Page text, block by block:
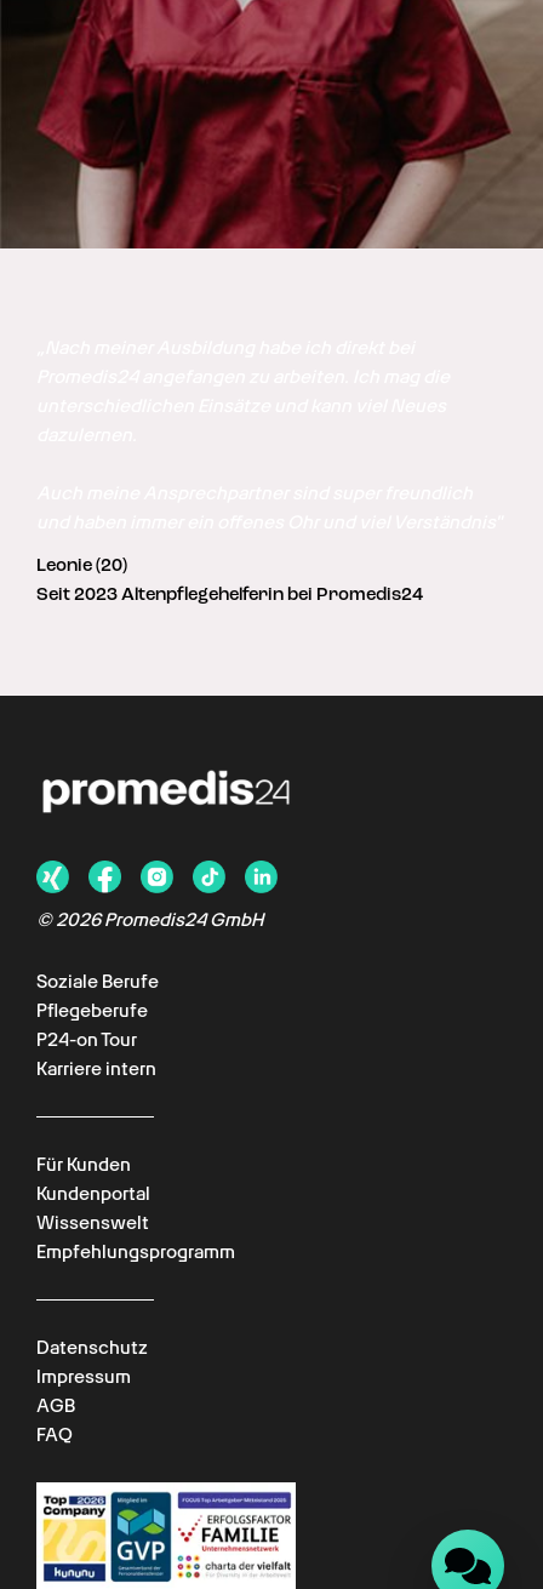
Leonie (20)
Seit 2023 Altenpflegehelferin bei Promedis24
©2026Promedis24 GmbH
Soziale Berufe
Pflegeberufe
P24-on Tour
Karriere intern
Für Kunden
Kundenportal
Wissenswelt
Empfehlungsprogramm
Datenschutz
Impressum
AGB
FAQ